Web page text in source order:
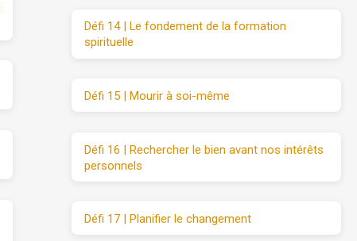
Défi 14 | Le fondement de la formation
spirituelle
Défi 15 | Mourir à soi-même
Défi 16 | Rechercher le bien avant nos intérêts
personnels
Défi 17 | Planifier le changement